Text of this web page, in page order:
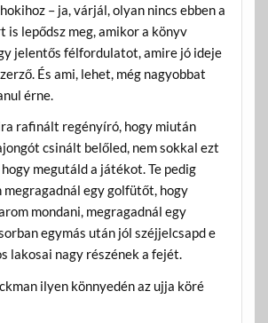
– ja, várjál, olyan nincs ebben a
is lepődsz meg, amikor a könyv
jelentős félfordulatot, amire jó ideje
És ami, lehet, még nagyobbat
érne.
rafinált regényíró, hogy miután
csinált belőled, nem sokkal ezt
megutáld a játékot. Te pedig
megragadnál egy golfütőt, hogy
mondani, megragadnál egy
egymás után jól széjjelcsapd e
lakosai nagy részének a fejét.
ilyen könnyedén az ujja köré